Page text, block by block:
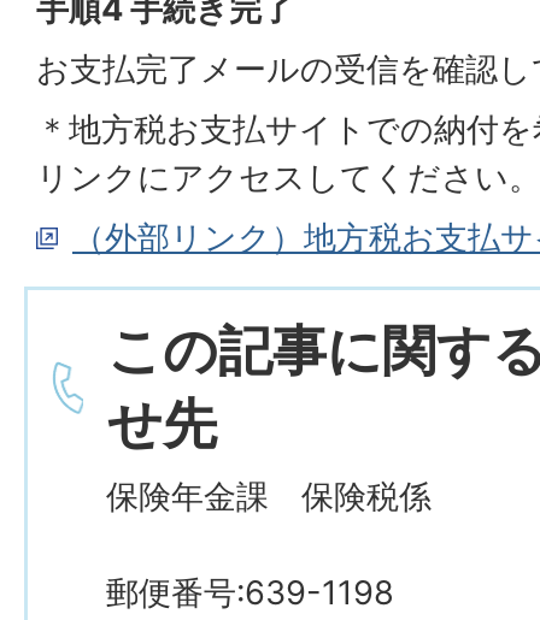
手順4 手続き完了
お支払完了メールの受信を確認
＊地方税お支払サイトでの納付
リンクにアクセスしてください。
（外部リンク）地方税お支払
この記事に関す
せ先
保険年金課 保険税係
郵便番号:639-1198